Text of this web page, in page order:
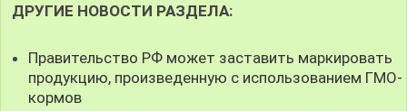
ДРУГИЕ НОВОСТИ РАЗДЕЛА:
Правительство РФ может заставить маркировать
продукцию, произведенную с использованием ГМО-
кормов